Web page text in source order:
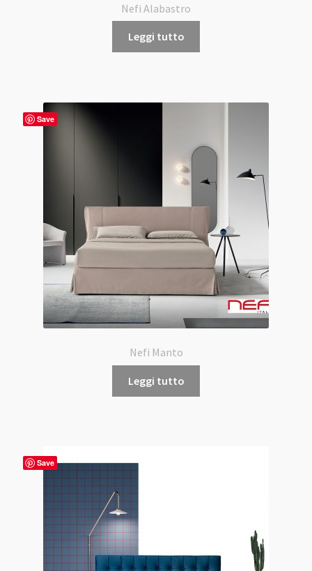
Nefi Alabastro
Leggi tutto
Save
Nefi Manto
Leggi tutto
Save